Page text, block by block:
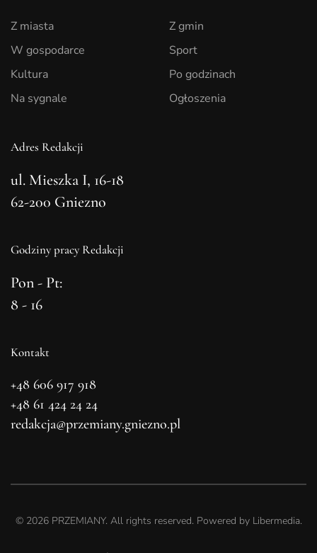
Z miasta
W gospodarce
Kultura
Na sygnale
Z gmin
Sport
Po godzinach
Ogłoszenia
Adres Redakcji
ul. Mieszka I, 16-18
62-200 Gniezno
Godziny pracy Redakcji
Pon - Pt:
8 - 16
Kontakt
+48 606 917 918
+48 61 424 24 24
redakcja@przemiany.gniezno.pl
© 2026PRZEMIANY. All rights reserved. Powered by Libermedia.